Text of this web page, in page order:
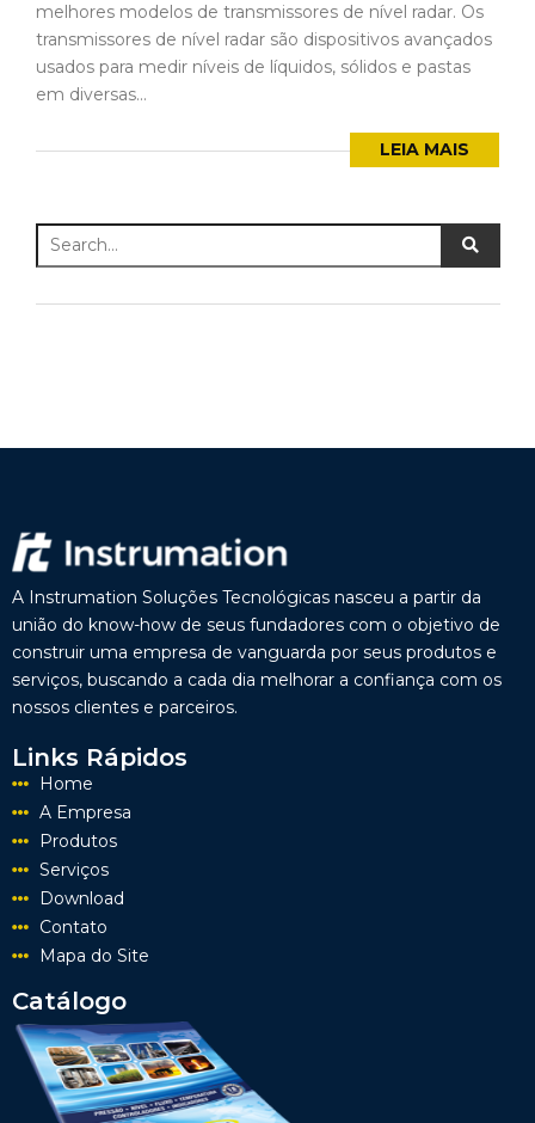
melhores modelos de transmissores de nível radar. Os
transmissores de nível radar são dispositivos avançados
usados para medir níveis de líquidos, sólidos e pastas
em diversas...
LEIA MAIS
A Instrumation Soluções Tecnológicas nasceu a partir da
união do know-how de seus fundadores com o objetivo de
construir uma empresa de vanguarda por seus produtos e
serviços, buscando a cada dia melhorar a confiança com os
nossos clientes e parceiros.
Links Rápidos
Home
A Empresa
Produtos
Serviços
Download
Contato
Mapa do Site
Catálogo